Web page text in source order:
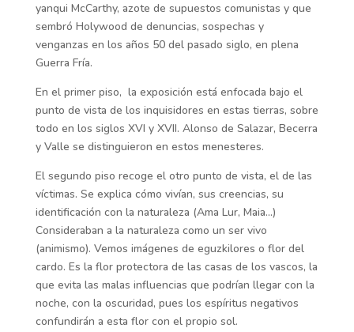
yanqui McCarthy, azote de supuestos comunistas y que
sembró Holywood de denuncias, sospechas y
venganzas en los años 50 del pasado siglo, en plena
Guerra Fría.
En el primer piso, la exposición está enfocada bajo el
punto de vista de los inquisidores en estas tierras, sobre
todo en los siglos XVI y XVII. Alonso de Salazar, Becerra
y Valle se distinguieron en estos menesteres.
El segundo piso recoge el otro punto de vista, el de las
víctimas. Se explica cómo vivían, sus creencias, su
identificación con la naturaleza (Ama Lur, Maia…)
Consideraban a la naturaleza como un ser vivo
(animismo). Vemos imágenes de eguzkilores o flor del
cardo. Es la flor protectora de las casas de los vascos, la
que evita las malas influencias que podrían llegar con la
noche, con la oscuridad, pues los espíritus negativos
confundirán a esta flor con el propio sol.